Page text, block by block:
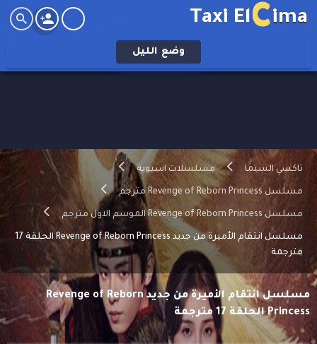
Taxi ElCima
وضع الليل
تاكسي السيما مسلسلات اسيوية
مسلسل Revenge of Reborn Princess مترجم
مسلسل Revenge of Reborn Princess الموسم الاول مترجم
مسلسل انتقام الأميرة من جديد Revenge of Reborn Princess الحلقة 17
مترجمة
مسلسل انتقام الأميرة من جديد Revenge of Reborn
Princess الحلقة 17 مترجمة